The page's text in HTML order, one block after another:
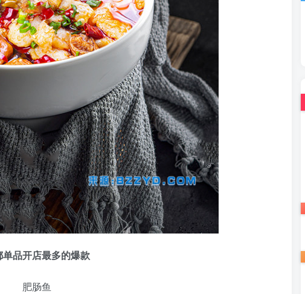
单品开店最多的爆款
肥肠鱼